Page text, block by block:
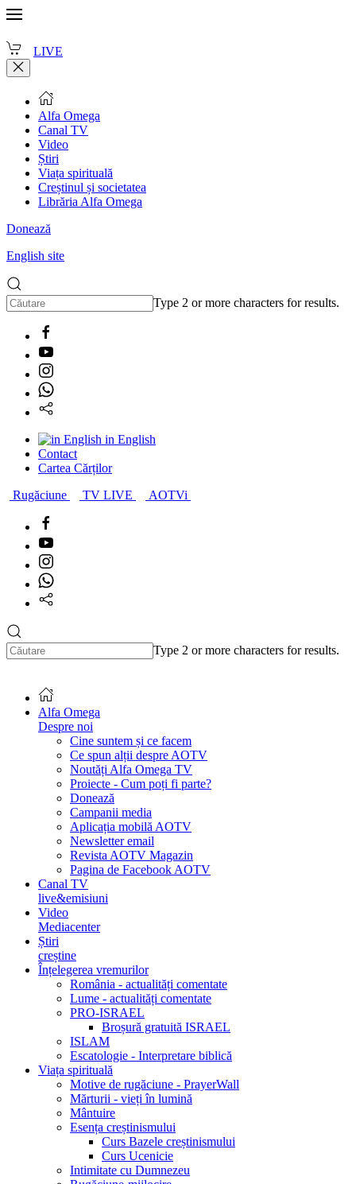
LIVE
Alfa Omega
Canal TV
Video
Știri
Viața spirituală
Creștinul și societatea
Librăria Alfa Omega
Donează
English site
Type 2 or more characters for results.
in English
Contact
Cartea Cărților
Rugăciune
TV LIVE AOTVi
Type 2 or more characters for results.
Alfa Omega
Despre noi
Cine suntem și ce facem
Ce spun alții despre AOTV
Noutăți Alfa Omega TV
Proiecte - Cum poți fi parte?
Donează
Campanii media
Aplicația mobilă AOTV
Newsletter email
Revista AOTV Magazin
Pagina de Facebook AOTV
Canal TV
live&emisiuni
Video
Mediacenter
Știri
creștine
Înțelegerea vremurilor
România - actualități comentate
Lume - actualități comentate
PRO-ISRAEL
Broșură gratuită ISRAEL
ISLAM
Escatologie - Interpretare biblică
Viața spirituală
Motive de rugăciune - PrayerWall
Mărturii - vieți în lumină
Mântuire
Esența creștinismului
Curs Bazele creștinismului
Curs Ucenicie
Intimitate cu Dumnezeu